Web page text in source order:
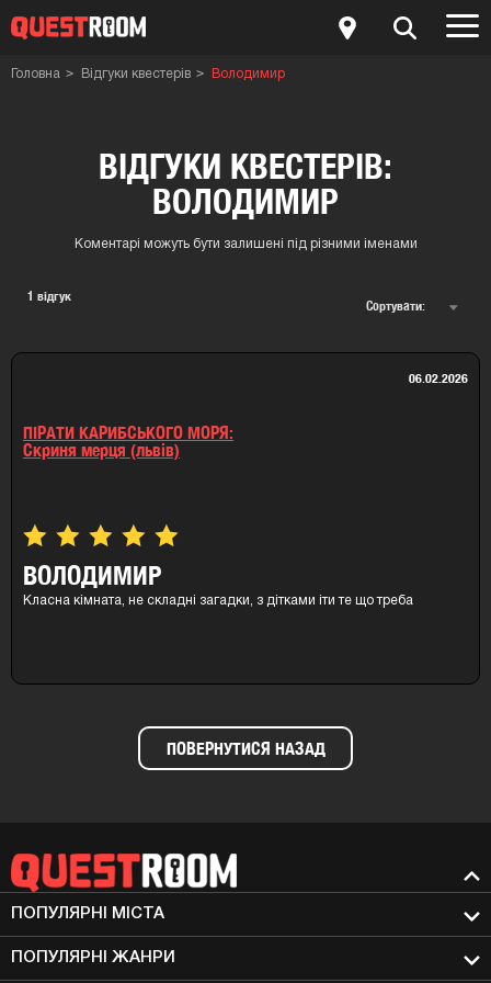
Головна Відгуки квестерів Володимир
ВІДГУКИ КВЕСТЕРІВ:
ВОЛОДИМИР
Коментарі можуть бути залишені під різними іменами
1 відгук
Сортувати:
ПІРАТИ КАРИБСЬКОГО МОРЯ:
скриня мерця (львів)
ВОЛОДИМИР
06.02.2026
Класна кімната, не складні загадки, з дітками іти те що треба
ПОВЕРНУТИСЯ НАЗАД
ПОПУЛЯРНІ МIСТА
ПОПУЛЯРНІ ЖАНРИ